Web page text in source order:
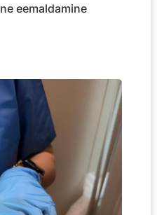
eemaldamine